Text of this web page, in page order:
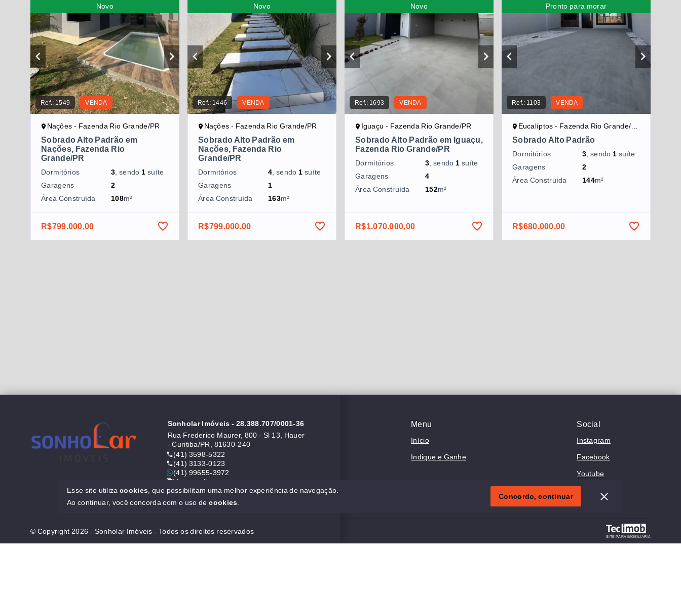
Novo
Ref.:1549 VENDA
Nações - Fazenda Rio Grande/PR
Sobrado Alto Padrão em
Nações, Fazenda Rio
Grande/PR
Dormitórios 3, sendo1 suíte
Garagens
2
Área Construída
108m²
R$799.000,00
Novo
Ref.: 1446 VENDA
Nações - Fazenda Rio Grande/PR
Sobrado Alto Padrão em
Nações, Fazenda Rio
Grande/PR
Dormitórios 4, sendo1 suíte
Garagens
1
Área Construída
163m²
R$799.000,00
Novo
Ref.: 1693 VENDA
Iguaçu - Fazenda Rio Grande/PR
Sobrado Alto Padrão em Iguaçu,
Fazenda Rio Grande/PR
Dormitórios 3, sendo1 suíte
Garagens
4
Área Construída
152m²
R$1.070.000,00
Pronto para morar
Ref.: 1103 VENDA
Eucalíptos - Fazenda Rio Grande/PR
Sobrado Alto Padrão
Dormitórios 3, sendo1 suíte
Garagens
2
Área Construída
144m²
R$680.000,00
Menu
Início
Indique e Ganhe
Social
Instagram
Facebook
Youtube
SITE PARA IMOBILIARIA
Sonholar Imóveis - 28.388.707/0001-36
Rua Frederico Maurer, 800 - Sl 13, Hauer
- Curitiba/PR, 81630-240
(41) 3598-5322
(41) 3133-0123
(41) 99655-3972
Ver e-mail
CRECI J6646
© Copyright 2026 - Sonholar Imóveis - Todos os direitos reservados
Esse site utilizacookies , que possibilitam uma melhor experiência de navegação.
Ao continuar, você concorda com o uso decookies
Concordo, continuar